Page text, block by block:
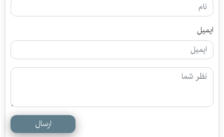
ایمیل
ارسال